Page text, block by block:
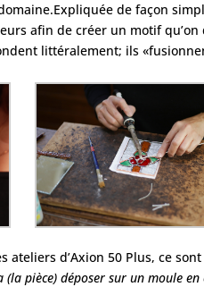
de façon
afin de créer un motif
littéralement; ils
d’Axion 50 Plus, ce
(la pièce) déposer sur un moule